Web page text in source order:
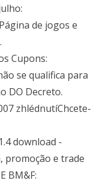
de jogos e
Cupons:
se qualifica para
DO Decreto.
zhlédnutíChcete-
download -
promoção e trade
BM&F: